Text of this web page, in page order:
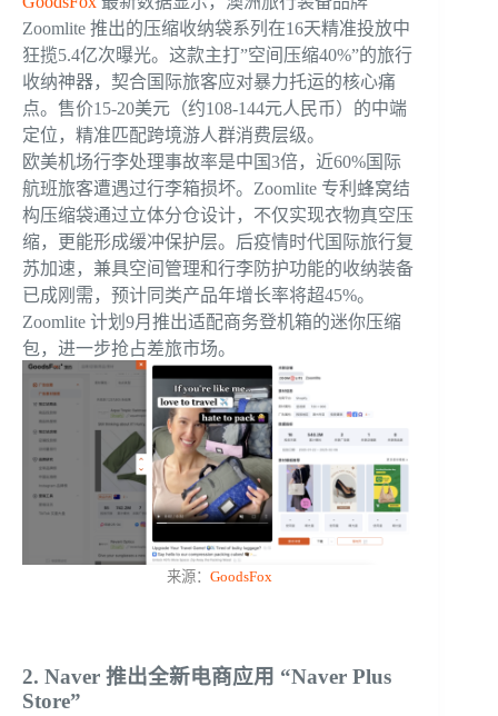
Zoomlite 推出的压缩收纳袋系列在16天精准投放中
狂揽5.4亿次曝光。这款主打”空间压缩40%”的旅行
收纳神器，契合国际旅客应对暴力托运的核心痛
点。售价15-20美元（约108-144元人民币）的中端
定位，精准匹配跨境游人群消费层级。
欧美机场行李处理事故率是中国3倍，近60%国际
航班旅客遭遇过行李箱损坏。Zoomlite 专利蜂窝结
构压缩袋通过立体分仓设计，不仅实现衣物真空压
缩，更能形成缓冲保护层。后疫情时代国际旅行复
苏加速，兼具空间管理和行李防护功能的收纳装备
已成刚需，预计同类产品年增长率将超45%。
Zoomlite 计划9月推出适配商务登机箱的迷你压缩
包，进一步抢占差旅市场。
来源： GoodsFox
2. Naver 推出全新电商应用 “Naver Plus
Store”